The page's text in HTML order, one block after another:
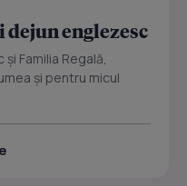
englezesc
Familia Regală,
şi pentru micul